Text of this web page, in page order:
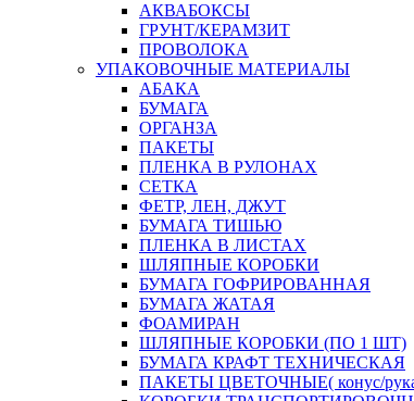
АКВАБОКСЫ
ГРУНТ/КЕРАМЗИТ
ПРОВОЛОКА
УПАКОВОЧНЫЕ МАТЕРИАЛЫ
АБАКА
БУМАГА
ОРГАНЗА
ПАКЕТЫ
ПЛЕНКА В РУЛОНАХ
СЕТКА
ФЕТР, ЛЕН, ДЖУТ
БУМАГА ТИШЬЮ
ПЛЕНКА В ЛИСТАХ
ШЛЯПНЫЕ КОРОБКИ
БУМАГА ГОФРИРОВАННАЯ
БУМАГА ЖАТАЯ
ФОАМИРАН
ШЛЯПНЫЕ КОРОБКИ (ПО 1 ШТ)
БУМАГА КРАФТ ТЕХНИЧЕСКАЯ
ПАКЕТЫ ЦВЕТОЧНЫЕ( конус/